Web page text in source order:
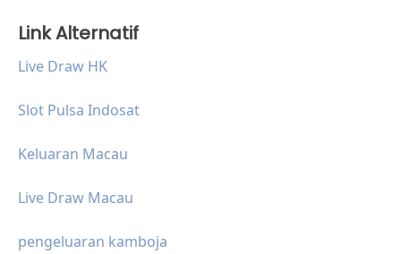
Link Alternatif
Live Draw HK
Slot Pulsa Indosat
Keluaran Macau
Live Draw Macau
pengeluaran kamboja